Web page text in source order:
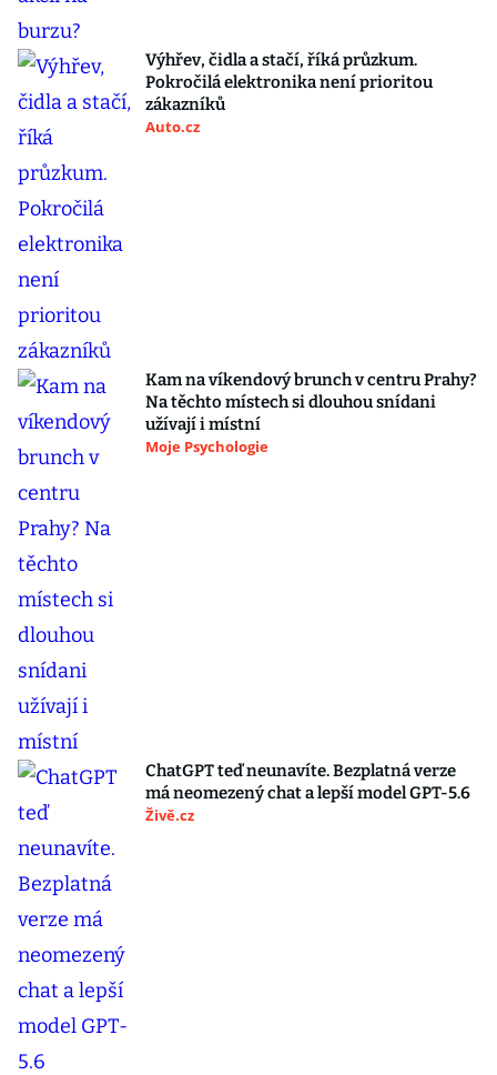
Výhřev, čidla a stačí, říká průzkum.
Pokročilá elektronika není prioritou
zákazníků
Auto.cz
Kam na víkendový brunch v centru Prahy?
Na těchto místech si dlouhou snídani
užívají i místní
Moje Psychologie
ChatGPT teď neunavíte. Bezplatná verze
má neomezený chat a lepší model GPT-5.6
Živě.cz